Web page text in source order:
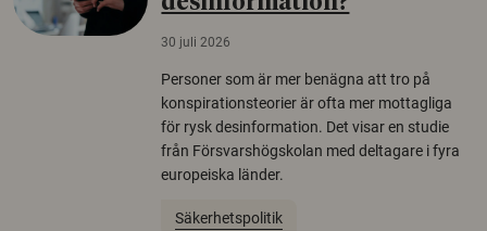
30 juli 2026
Personer som är mer benägna att tro på
konspirationsteorier är ofta mer mottagliga
för rysk desinformation. Det visar en studie
från Försvarshögskolan med deltagare i fyra
europeiska länder.
Säkerhetspolitik